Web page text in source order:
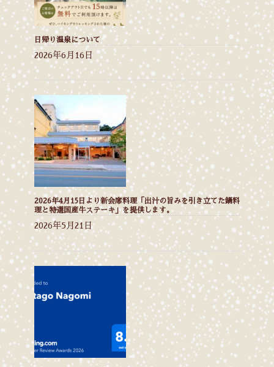
日帰り温泉について
2026年6月16日
2026年4月15日より新会席料理「出汁の旨みを引き立てた鍋料
理と特選国産牛ステーキ」を提供します。
2026年5月21日